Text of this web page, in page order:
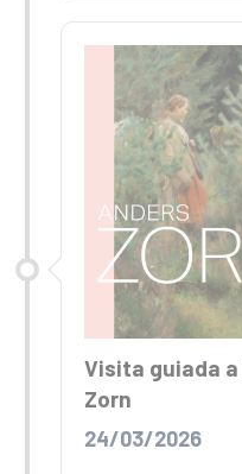
Visita guiada
Zorn
24/03/2026